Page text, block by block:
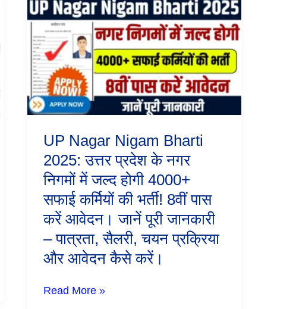
UP Nagar Nigam Bharti
2025: उत्तर प्रदेश के नगर
निगमों में जल्द होगी 4000+
सफाई कर्मियों की भर्ती! 8वीं पास
करें आवेदन। जानें पूरी जानकारी
– पात्रता, सैलरी, चयन प्रक्रिया
और आवेदन कैसे करें।
Nagar
Nigam
Bharti
2025:
उत्तर
प्रदेश
के
नगर
निगमों
में
होगी
4000+
सफाई
कर्मियों
भर्ती!
8वीं
पास
करें
आवेदन।
जानें
जानकारी
–
Read More »